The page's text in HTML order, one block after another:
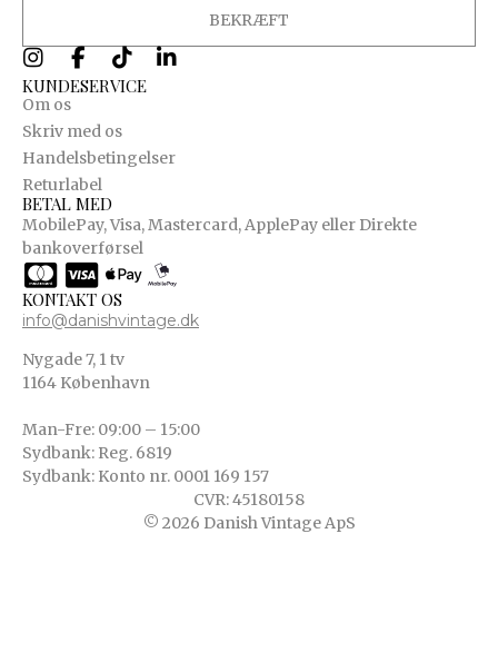
BEKRÆFT
KUNDESERVICE
Om os
Skriv med os
Handelsbetingelser
Returlabel
BETAL MED
MobilePay, Visa, Mastercard, ApplePay eller Direkte
bankoverførsel
KONTAKT OS
info@danishvintage.dk
Nygade 7, 1 tv
1164 København
Man-Fre: 09:00 – 15:00
Sydbank: Reg. 6819
Sydbank: Konto nr. 0001 169 157
© 2026 Danish Vintage ApS
CVR: 45180158